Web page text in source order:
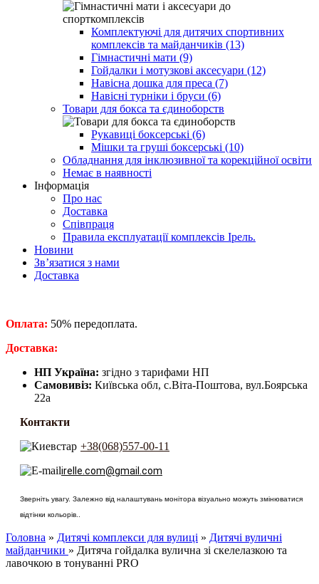
Комплектуючі для дитячих спортивних
комплексів та майданчиків (13)
Гімнастичні мати (9)
Гойдалки і мотузкові аксесуари (12)
Навісна дошка для преса (7)
Навісні турніки і бруси (6)
Товари для бокса та єдиноборств
Рукавиці боксерські (6)
Мішки та груші боксерські (10)
Обладнання для інклюзивної та корекційної освіти
Немає в наявності
Інформація
Про нас
Доставка
Співпраця
Правила експлуатації комплексів Ірель.
Новини
Зв’язатися з нами
Доставка
Оплата: 50% передоплата.
​Доставка:
НП Україна: згідно з тарифами НП
Самовивіз: Київська обл, с.Віта-Поштова, вул.Боярська
22а
Контакти
+38(068)557-00-11
irelle.com@gmail.com
Зверніть увагу. Залежно від налаштувань монітора візуально можуть змінюватися
відтінки кольорів..
Головна » Дитячі комплекси для вулиці » Дитячі вуличні
майданчики » Дитяча гойдалка вулична зі скелелазкою та
лавочкою в тонуванні PRO